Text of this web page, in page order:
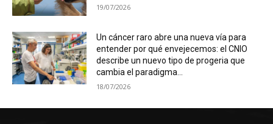
19/07/2026
Un cáncer raro abre una nueva vía para
entender por qué envejecemos: el CNIO
describe un nuevo tipo de progeria que
cambia el paradigma...
18/07/2026